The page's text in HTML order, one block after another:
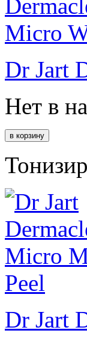
Dr Jart
Нет в
Dr Jart